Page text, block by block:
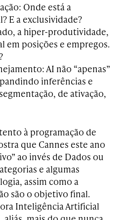
Onde está a
E a exclusividade?
a hiper-produtividade,
em posições e empregos.
AI não “apenas”
inferências e
de ativação,
à programação de
que Cannes este ano
ao invés de Dados ou
e algumas
assim como a
são o objetivo final.
Inteligência Artificial